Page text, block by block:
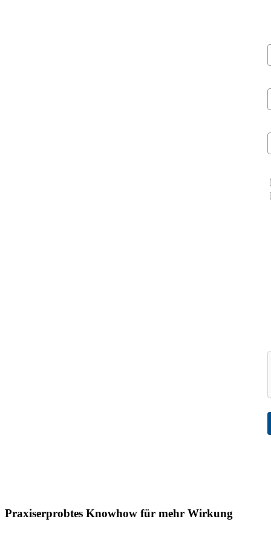
Praxiserprobtes Knowhow für mehr Wirkung